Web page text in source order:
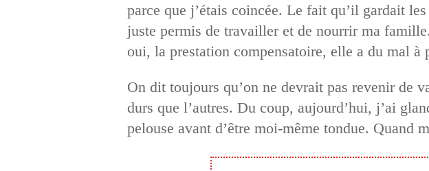
parce que j’étais coincée. Le fait qu’il gardait
juste permis de travailler et de nourrir ma
oui, la prestation compensatoire, elle a du mal à
On dit toujours qu’on ne devrait pas revenir de
durs que l’autres. Du coup, aujourd’hui, j’ai
pelouse avant d’être moi-même tondue. Quand